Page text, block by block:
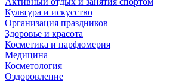
Культура и искусство
Организация праздников
Здоровье и красота
Косметика и парфюмерия
Медицина
Косметология
Оздоровление